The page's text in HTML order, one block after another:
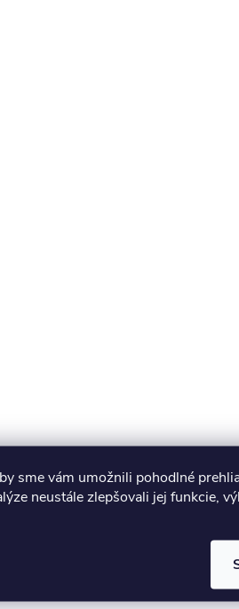
sme vám umožnili pohodlné
neustále zlepšovali jej funkcie,